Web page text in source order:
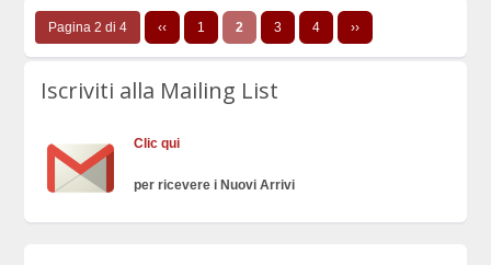
Pagina 2 di 4 ‹‹ 1 2 3 4 ››
Iscriviti alla Mailing List
Clic qui
per ricevere i Nuovi Arrivi